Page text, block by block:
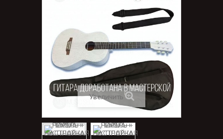
Увеличить